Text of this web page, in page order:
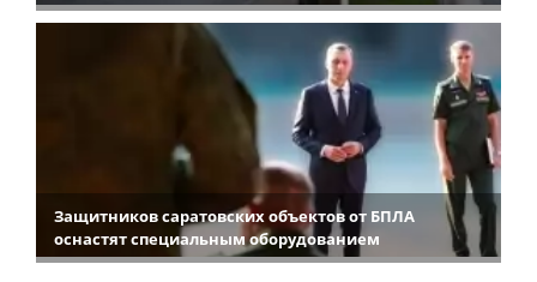
Защитников саратовских объектов от БПЛА
оснастят специальным оборудованием